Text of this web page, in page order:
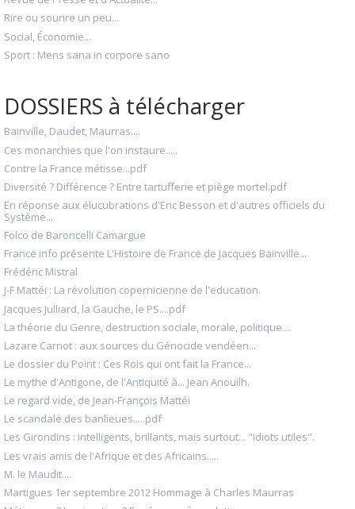
Rire ou sourire un peu...
Social, Économie...
Sport : Mens sana in corpore sano
DOSSIERS à télécharger
Bainville, Daudet, Maurras....
Ces monarchies que l'on instaure.....
Contre la France métisse...pdf
Diversité ? Différence ? Entre tartufferie et piège mortel.pdf
En réponse aux élucubrations d'Eric Besson et d'autres officiels du
Système...
Folco de Baroncelli Camargue
France info présente L'Histoire de France de Jacques Bainville...
Frédéric Mistral
J-F Mattéi : La révolution copernicienne de l'education.
Jacques Julliard, la Gauche, le PS....pdf
La théorie du Genre, destruction sociale, morale, politique....
Lazare Carnot : aux sources du Génocide vendéen...
Le dossier du Point : Ces Rois qui ont fait la France...
Le mythe d'Antigone, de l'Antiquité à... Jean Anouilh.
Le regard vide, de Jean-François Mattéi
Le scandale des banlieues.....pdf
Les Girondins : intelligents, brillants, mais surtout... "idiots utiles".
Les vrais amis de l'Afrique et des Africains.....
M. le Maudit....
Martigues 1er septembre 2012 Hommage à Charles Maurras